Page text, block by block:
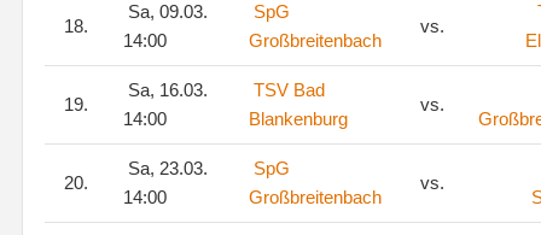
18.
Sa, 09.03.
14:00
SpG
Großbreitenbach
vs.
19.
Sa, 16.03.
14:00
TSV Bad
Blankenburg
vs.
20.
Sa, 23.03.
14:00
SpG
Großbreitenbach
vs.